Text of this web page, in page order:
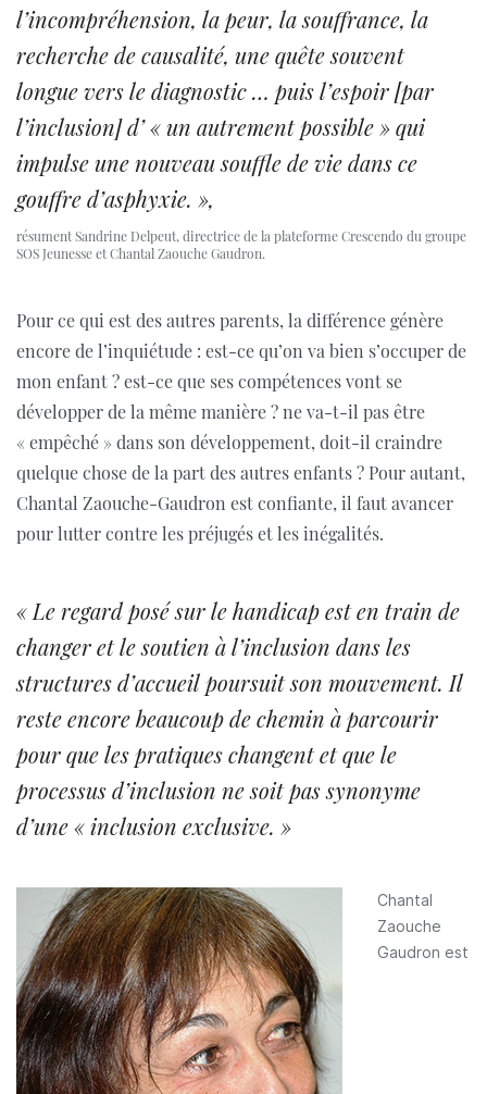
l’incompréhension, la peur, la souffrance, la
recherche de causalité, une quête souvent
longue vers le diagnostic … puis l’espoir [par
l’inclusion] d’ « un autrement possible » qui
impulse une nouveau souffle de vie dans ce
gouffre d’asphyxie. »,
résument Sandrine Delpeut, directrice de la plateforme Crescendo du groupe
SOS Jeunesse et Chantal Zaouche Gaudron.
Pour ce qui est des autres parents, la différence génère
encore de l’inquiétude : est-ce qu’on va bien s’occuper de
mon enfant ? est-ce que ses compétences vont se
développer de la même manière ? ne va-t-il pas être
« empêché » dans son développement, doit-il craindre
quelque chose de la part des autres enfants ? Pour autant,
Chantal Zaouche-Gaudron est confiante, il faut avancer
pour lutter contre les préjugés et les inégalités.
« Le regard posé sur le handicap est en train de
changer et le soutien à l’inclusion dans les
structures d’accueil poursuit son mouvement. Il
reste encore beaucoup de chemin à parcourir
pour que les pratiques changent et que le
processus d’inclusion ne soit pas synonyme
d’une « inclusion exclusive. »
Chantal
Zaouche
Gaudron est